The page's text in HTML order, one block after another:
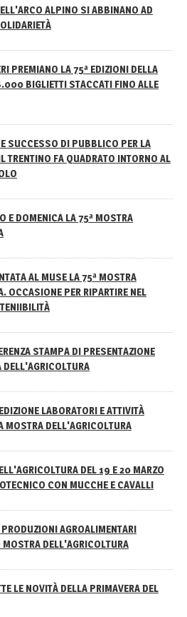
ALPINO SI ABBINANO AD
PREMIANO LA 75ª EDIZIONI DELLA
BIGLIETTI STACCATI FINO ALLE
SUCCESSO DI PUBBLICO PER LA
TRENTINO FA QUADRATO INTORNO AL
E DOMENICA LA 75ª MOSTRA
AL MUSE LA 75ª MOSTRA
OCCASIONE PER RIPARTIRE NEL
STAMPA DI PRESENTAZIONE
DELL'AGRICOLTURA
LABORATORI E ATTIVITÀ
MOSTRA DELL'AGRICOLTURA
DEL 19 E 20 MARZO
CON MUCCHE E CAVALLI
AGROALIMENTARI
MOSTRA DELL'AGRICOLTURA
LE NOVITÀ DELLA PRIMAVERA DEL